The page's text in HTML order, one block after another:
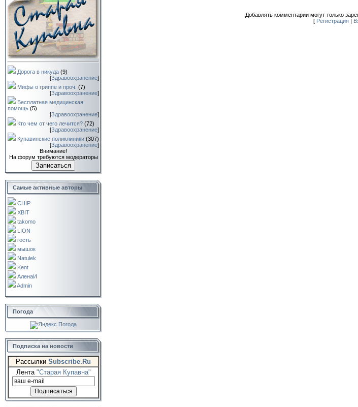
Дорога в никуда (9)
[Здравоохранение]
Мифы о гриппе и проч. (7)
[Здравоохранение]
Бесплатная медицинская
помощь (5)
[Здравоохранение]
Кто чем от чего лечится? (72)
[Здравоохранение]
Купавинские поликлиники (307)
[Здравоохранение]
Внимание!
На форум требуются модераторы
Записаться
Самые активные авторы
CHIP
XBIT
takomo
LION
гость
мышок
Natulek
Kent
АленаИ
Admin
Погода
Подписка на новости
Рассылки Subscribe.Ru
Лента "Старая Купавна"
Добавлять комментарии могут только
[ Регистрация |